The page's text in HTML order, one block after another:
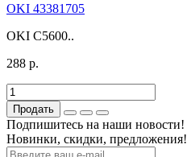
OKI 43381705
OKI C5600..
288 р.
Продать
Подпишитесь на наши новости!
Новинки, скидки, предложения!